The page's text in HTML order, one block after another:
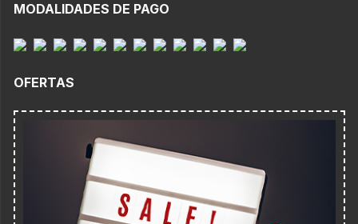
MODALIDADES DE PAGO
OFERTAS